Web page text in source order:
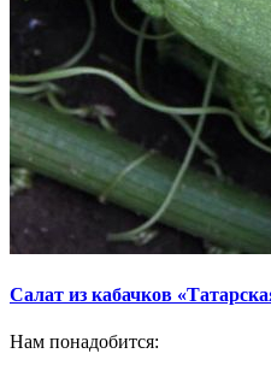
Салат из кабачков
Нам понадобится: